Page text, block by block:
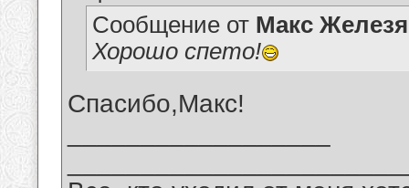
Сообщение от Макс
Хорошо спето!
Спасибо,Макс!